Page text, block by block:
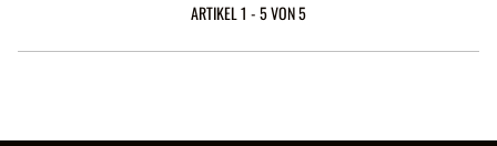
ARTIKEL 1 - 5 VON 5